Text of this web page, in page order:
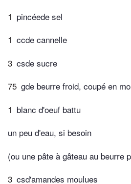
1 pincéede sel
1 ccde cannelle
3 csde sucre
75 gde beurre froid, coupé en
1 blanc d'oeuf battu
un peu d'eau, si besoin
(ou une pâte à gâteau au beurre
3 csd'amandes moulues